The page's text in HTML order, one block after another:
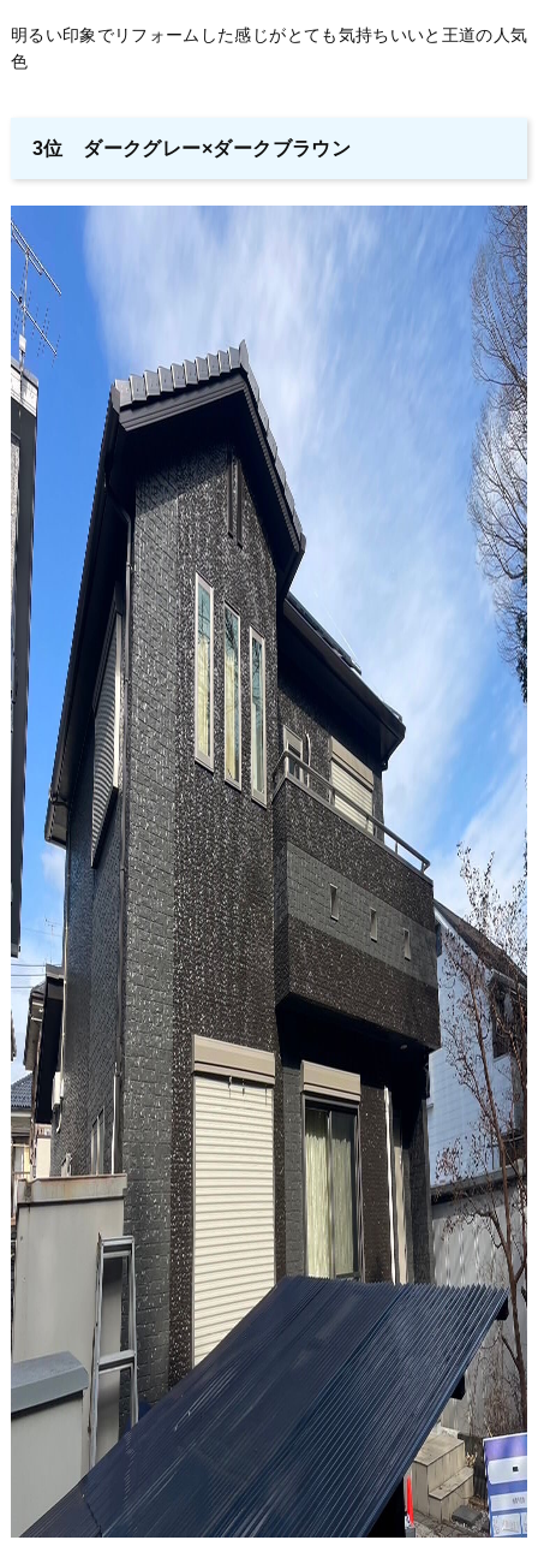
明るい印象でリフォームした感じがとても気持ちいいと王道の人気
色
3位 ダークグレー×ダークブラウン